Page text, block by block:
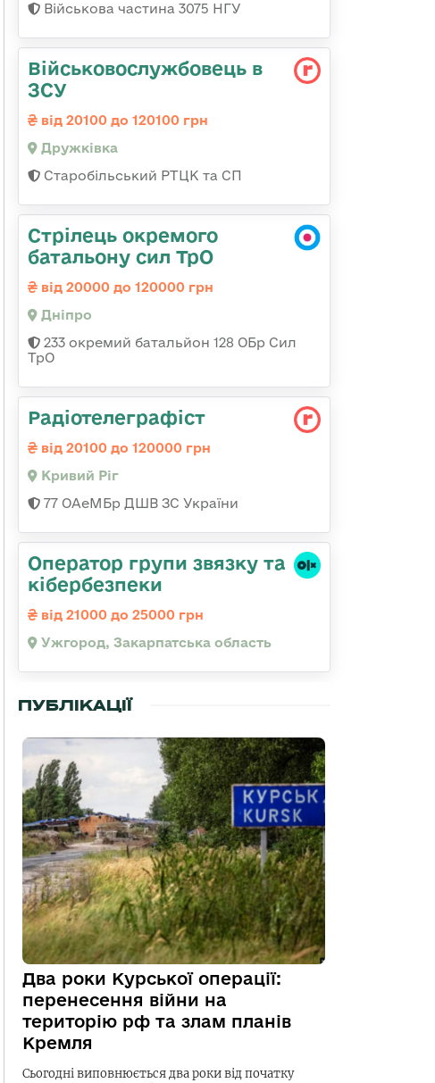
Військова частина 3075 НГУ
Військовослужбовець в
ЗСУ
від 20100 до 120100 грн
Дружківка
Старобільський РТЦК та СП
Стрілець окремого
батальону сил ТрО
від 20000 до 120000 грн
Дніпро
233 окремий батальйон 128 ОБр Сил
ТрО
Радіотелеграфіст
від 20100 до 120000 грн
Кривий Ріг
77 ОАеМБр ДШВ ЗС України
Оператор групи звязку та
кібербезпеки
від 21000 до 25000 грн
Ужгород, Закарпатська область
ПУБЛІКАЦІЇ
Два роки Курської операції:
перенесення війни на
територію рф та злам планів
Кремля
Сьогодні виповнюється два роки від початку